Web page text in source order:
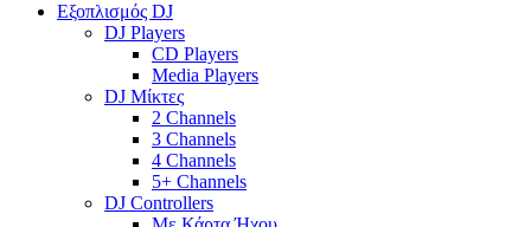
Εξοπλισμός DJ
DJ Players
CD Players
Media Players
DJ Μίκτες
2 Channels
3 Channels
4 Channels
5+ Channels
DJ Controllers